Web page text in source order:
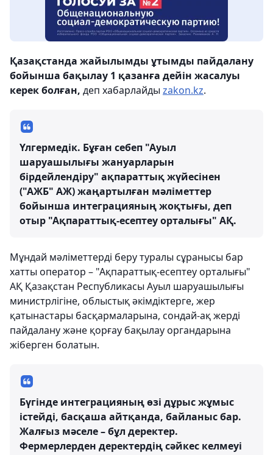
Қазақстанда жайылымды ұтымды пайдалану
бойынша бақылау 1 қазанға дейін жасалуы
керек болған, деп хабарлайды zakon.kz.
Үлгермедік. Бұған себеп "Ауыл
шаруашылығы жануарларын
бірдейлендіру" ақпараттық жүйесінен
("АЖБ" АЖ) жаңартылған мәліметтер
бойынша интеграцияның жоқтығы, деп
отыр "Ақпараттық-есептеу орталығы" АҚ.
Мұндай мәліметтерді беру туралы сұранысы бар
хатты оператор – "Ақпараттық-есептеу орталығы"
АҚ Қазақстан Республикасы Ауыл шаруашылығы
министрлігіне, облыстық әкімдіктерге, жер
қатынастары басқармаларына, сондай-ақ жерді
пайдалану және қорғау бақылау органдарына
жіберген болатын.
Бүгінде интеграцияның өзі дұрыс жұмыс
істейді, басқаша айтқанда, байланыс бар.
Жалғыз мәселе – бұл деректер.
Фермерлерден деректердің сәйкес келмеуі